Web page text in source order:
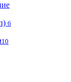
6
10